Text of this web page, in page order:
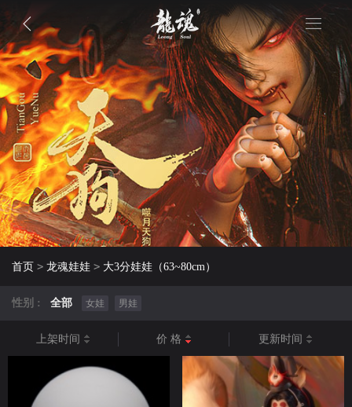
首页 > 龙魂娃娃 > 大3分娃娃（63~80cm）
性别 : 全部 女娃 男娃
上架时间 价 格 更新时间